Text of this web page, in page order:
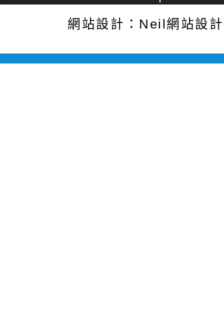
網站設計：Neil網站設